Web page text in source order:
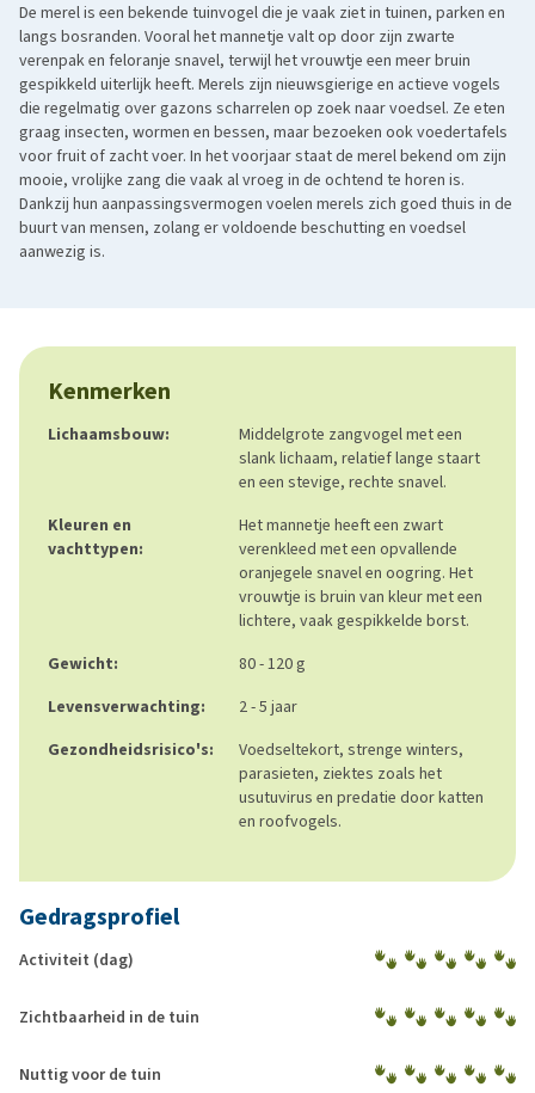
De merel is een bekende tuinvogel die je vaak ziet in tuinen, parken en
langs bosranden. Vooral het mannetje valt op door zijn zwarte
verenpak en feloranje snavel, terwijl het vrouwtje een meer bruin
gespikkeld uiterlijk heeft. Merels zijn nieuwsgierige en actieve vogels
die regelmatig over gazons scharrelen op zoek naar voedsel. Ze eten
graag insecten, wormen en bessen, maar bezoeken ook voedertafels
voor fruit of zacht voer. In het voorjaar staat de merel bekend om zijn
mooie, vrolijke zang die vaak al vroeg in de ochtend te horen is.
Dankzij hun aanpassingsvermogen voelen merels zich goed thuis in de
buurt van mensen, zolang er voldoende beschutting en voedsel
aanwezig is.
Kenmerken
Lichaamsbouw:
Middelgrote zangvogel met een
slank lichaam, relatief lange staart
en een stevige, rechte snavel.
Kleuren en
vachttypen:
Het mannetje heeft een zwart
verenkleed met een opvallende
oranjegele snavel en oogring. Het
vrouwtje is bruin van kleur met een
lichtere, vaak gespikkelde borst.
Gewicht:
80 - 120 g
Levensverwachting:
2 - 5 jaar
Gezondheidsrisico's:
Voedseltekort, strenge winters,
parasieten, ziektes zoals het
usutuvirus en predatie door katten
en roofvogels.
Gedragsprofiel
Activiteit (dag)
Zichtbaarheid in de tuin
Nuttig voor de tuin